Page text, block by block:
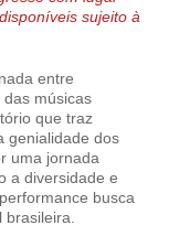
sujeito à
entre
músicas
que traz
genialidade dos
uma jornada
a diversidade e
busca
brasileira.